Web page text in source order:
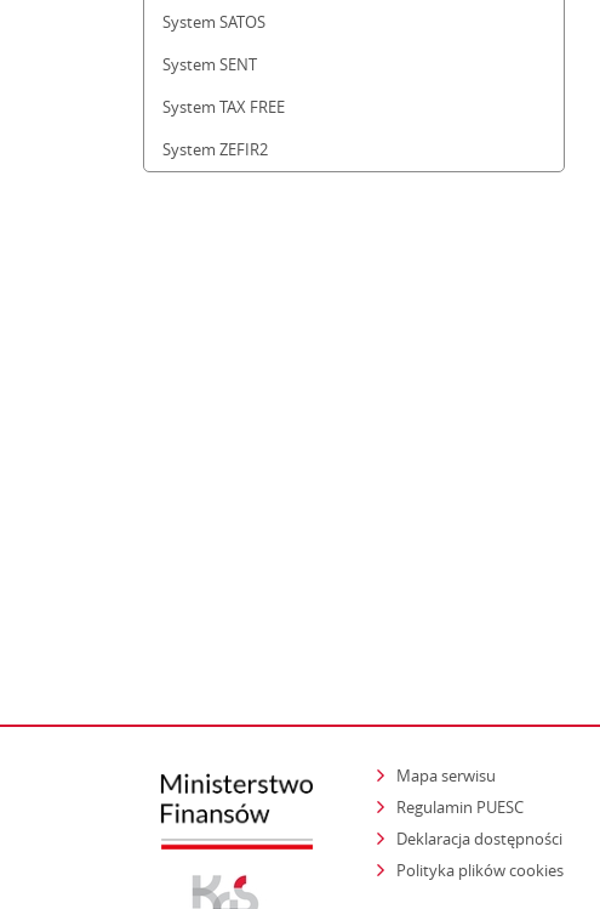
System SATOS
System SENT
System TAX FREE
System ZEFIR2
Mapa serwisu
Regulamin PUESC
Deklaracja dostępności
Polityka plików cookies